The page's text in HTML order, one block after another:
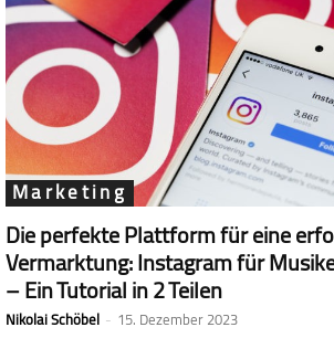
Marketing
Die perfekte Plattform für eine
Vermarktung: Instagram für
– Ein Tutorial in 2 Teilen
Nikolai Schöbel - 15. Dezember 2023